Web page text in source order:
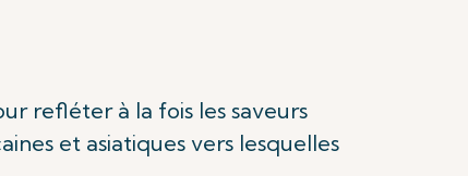
refléter à la fois les saveurs
et asiatiques vers lesquelles